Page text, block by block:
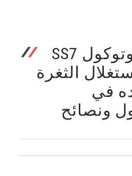
شرح بروتوكول SS7
الثغرة
في
ونصائح